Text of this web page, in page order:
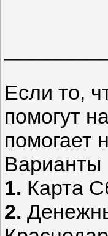
Если то,
помогут
помогает
Варианты
1. Карта
2.